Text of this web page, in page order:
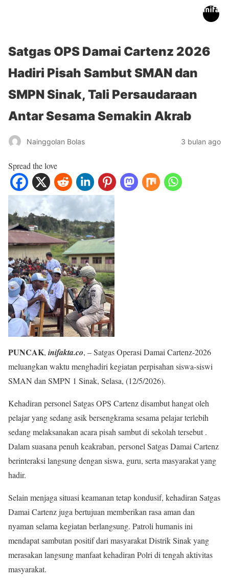
Satgas OPS Damai Cartenz 2026
Hadiri Pisah Sambut SMAN dan
SMPN Sinak, Tali Persaudaraan
Antar Sesama Semakin Akrab
Nainggolan Bolas 3 bulan ago
Spread the love
PUNCAK, inifakta.co, – Satgas Operasi Damai Cartenz-2026
meluangkan waktu menghadiri kegiatan perpisahan siswa-siswi
SMAN dan SMPN 1 Sinak, Selasa, (12/5/2026).
Kehadiran personel Satgas OPS Cartenz disambut hangat oleh
pelajar yang sedang asik bersengkrama sesama pelajar terlebih
sedang melaksanakan acara pisah sambut di sekolah tersebut .
Dalam suasana penuh keakraban, personel Satgas Damai Cartenz
berinteraksi langsung dengan siswa, guru, serta masyarakat yang
hadir.
Selain menjaga situasi keamanan tetap kondusif, kehadiran Satgas
Damai Cartenz juga bertujuan memberikan rasa aman dan
nyaman selama kegiatan berlangsung. Patroli humanis ini
mendapat sambutan positif dari masyarakat Distrik Sinak yang
merasakan langsung manfaat kehadiran Polri di tengah aktivitas
masyarakat.